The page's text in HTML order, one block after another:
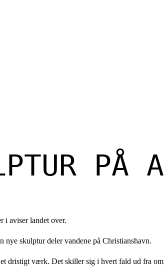
PÅ
i aviser landet over.
nye skulptur deler vandene på Christianshavn.
dristigt værk. Det skiller sig i hvert fald ud fra